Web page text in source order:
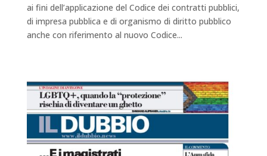
ai fini dell’applicazione del Codice dei contratti pubblici,
di impresa pubblica e di organismo di diritto pubblico
anche con riferimento al nuovo Codice...